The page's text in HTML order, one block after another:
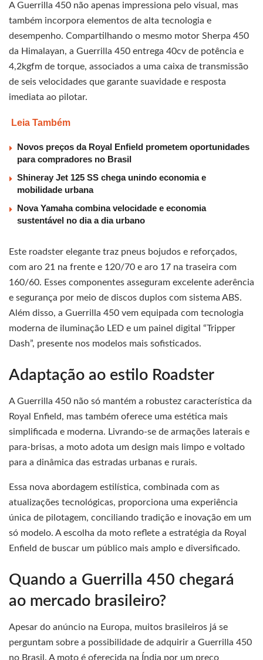
A Guerrilla 450 não apenas impressiona pelo visual, mas
também incorpora elementos de alta tecnologia e
desempenho. Compartilhando o mesmo motor Sherpa 450
da Himalayan, a Guerrilla 450 entrega 40cv de potência e
4,2kgfm de torque, associados a uma caixa de transmissão
de seis velocidades que garante suavidade e resposta
imediata ao pilotar.
Leia Também
Novos preços da Royal Enfield prometem oportunidades
para compradores no Brasil
Shineray Jet 125 SS chega unindo economia e
mobilidade urbana
Nova Yamaha combina velocidade e economia
sustentável no dia a dia urbano
Este roadster elegante traz pneus bojudos e reforçados,
com aro 21 na frente e 120/70 e aro 17 na traseira com
160/60. Esses componentes asseguram excelente aderência
e segurança por meio de discos duplos com sistema ABS.
Além disso, a Guerrilla 450 vem equipada com tecnologia
moderna de iluminação LED e um painel digital “Tripper
Dash”, presente nos modelos mais sofisticados.
Adaptação ao estilo Roadster
A Guerrilla 450 não só mantém a robustez característica da
Royal Enfield, mas também oferece uma estética mais
simplificada e moderna. Livrando-se de armações laterais e
para-brisas, a moto adota um design mais limpo e voltado
para a dinâmica das estradas urbanas e rurais.
Essa nova abordagem estilística, combinada com as
atualizações tecnológicas, proporciona uma experiência
única de pilotagem, conciliando tradição e inovação em um
só modelo. A escolha da moto reflete a estratégia da Royal
Enfield de buscar um público mais amplo e diversificado.
Quando a Guerrilla 450 chegará
ao mercado brasileiro?
Apesar do anúncio na Europa, muitos brasileiros já se
perguntam sobre a possibilidade de adquirir a Guerrilla 450
no Brasil. A moto é oferecida na Índia por um preço